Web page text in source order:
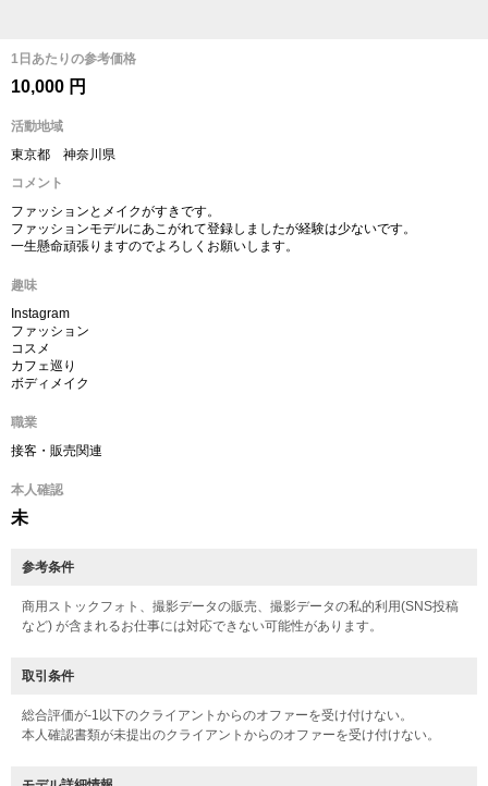
1日あたりの参考価格
10,000 円
活動地域
東京都 神奈川県
コメント
ファッションとメイクがすきです。
ファッションモデルにあこがれて登録しましたが経験は少ないです。
一生懸命頑張りますのでよろしくお願いします。
趣味
Instagram
ファッション
コスメ
カフェ巡り
ボディメイク
職業
接客・販売関連
本人確認
未
参考条件
商用ストックフォト、撮影データの販売、撮影データの私的利用(SNS投稿
など) が含まれるお仕事には対応できない可能性があります。
取引条件
総合評価が-1以下のクライアントからのオファーを受け付けない。
本人確認書類が未提出のクライアントからのオファーを受け付けない。